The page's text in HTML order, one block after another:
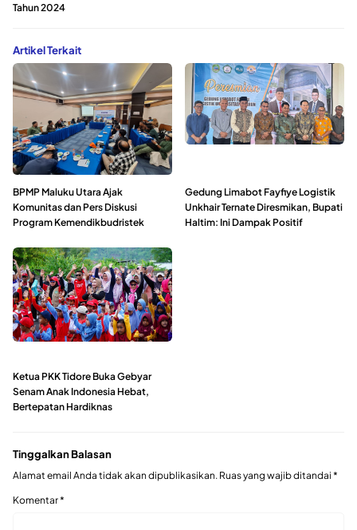
Tahun 2024
Artikel Terkait
BPMP Maluku Utara Ajak
Komunitas dan Pers Diskusi
Program Kemendikbudristek
Gedung Limabot Fayfiye Logistik
Unkhair Ternate Diresmikan, Bupati
Haltim: Ini Dampak Positif
Ketua PKK Tidore Buka Gebyar
Senam Anak Indonesia Hebat,
Bertepatan Hardiknas
Tinggalkan Balasan
Alamat email Anda tidak akan dipublikasikan. Ruas yang wajib ditandai *
Komentar*